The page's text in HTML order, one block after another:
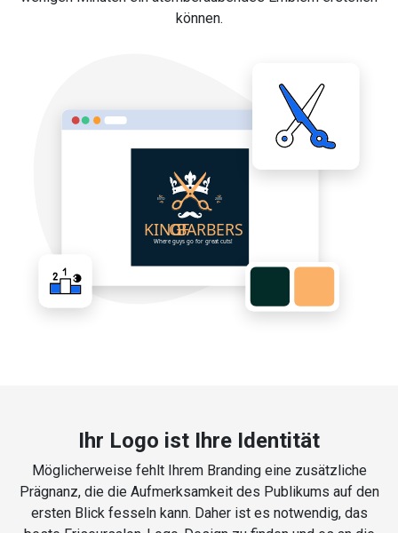
können.
Ihr Logo ist Ihre Identität
Möglicherweise fehlt Ihrem Branding eine zusätzliche
Prägnanz, die die Aufmerksamkeit des Publikums auf den
ersten Blick fesseln kann. Daher ist es notwendig, das